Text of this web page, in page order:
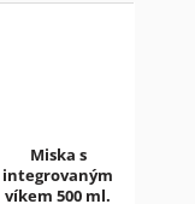
Miska s
integrovaným
víkem 500 ml.